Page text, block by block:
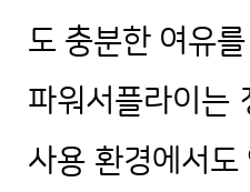
도 충분한 여유
파워서플라이는
사용 환경에서